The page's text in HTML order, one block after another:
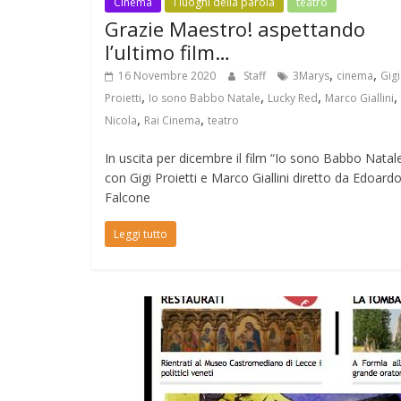
Grazie Maestro! aspettando
l’ultimo film…
16 Novembre 2020 Staff 3Marys, cinema, Gigi
Proietti, Io sono Babbo Natale, Lucky Red, Marco Giallini,
Nicola, Rai Cinema, teatro
In uscita per dicembre il film “Io sono Babbo
con Gigi Proietti e Marco Giallini diretto da Edoardo
Falcone
Leggi tutto